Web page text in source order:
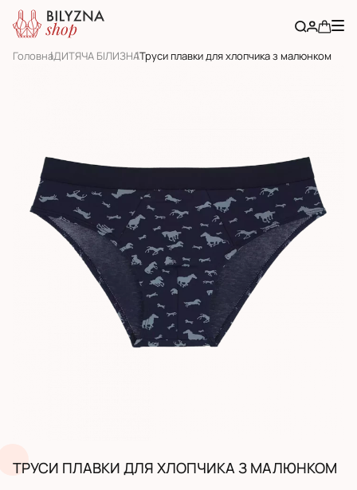
ГоловнаДИТЯЧА БІЛИЗНАТруси плавки для хлопчика з малюнком
ТРУСИ ПЛАВКИ ДЛЯ ХЛОПЧИКА З МАЛЮНКОМ